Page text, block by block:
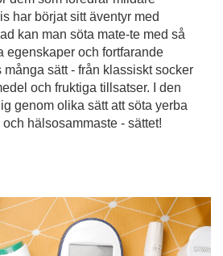
har börjat sitt äventyr med
kan man söta mate-te med så
egenskaper och fortfarande
sätt - från klassiskt socker
och fruktiga tillsatser. I den
genom olika sätt att söta yerba
hälsosammaste - sättet!